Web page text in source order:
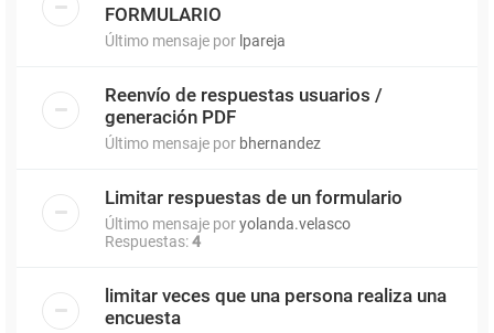
FORMULARIO
Último mensaje por lpareja
Reenvío de respuestas usuarios /
generación PDF
Último mensaje por bhernandez
Limitar respuestas de un formulario
Último mensaje poryolanda.velasco
Respuestas:4
limitar veces que una persona realiza una
encuesta